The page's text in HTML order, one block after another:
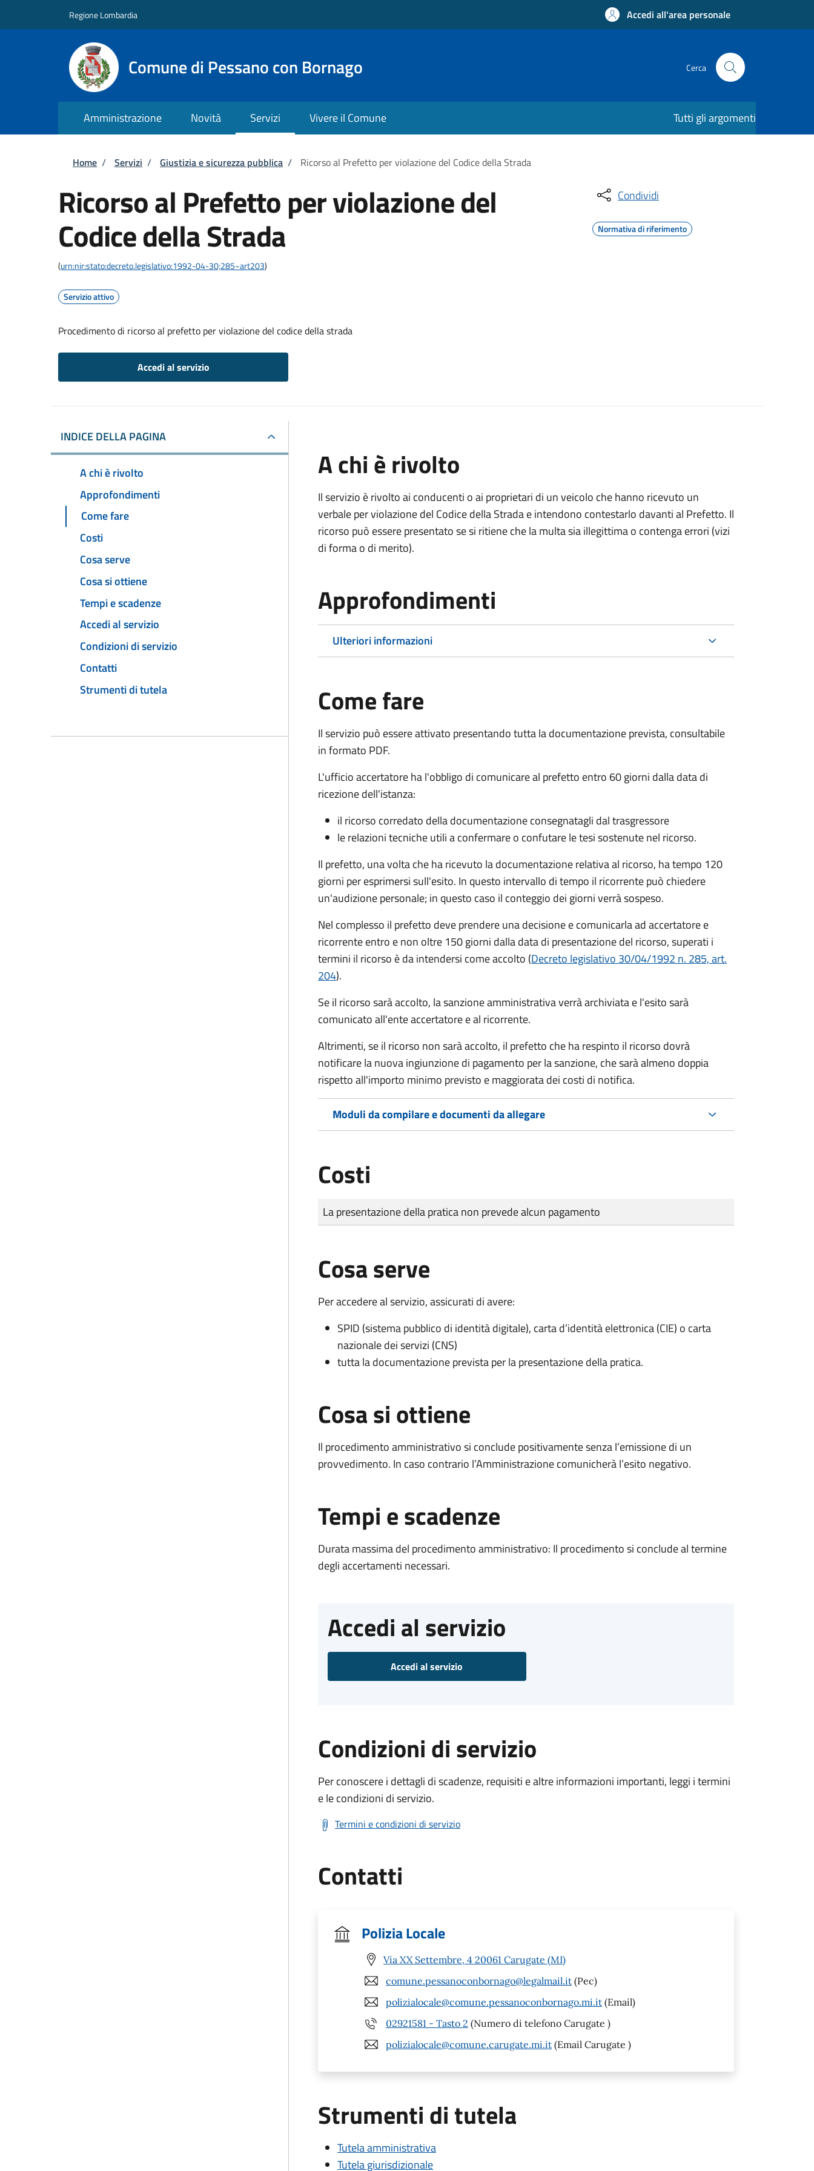
Regione Lombardia Accedi all'area personale
Comune di Pessano con Bornago Cerca
Amministrazione Novità Servizi Vivere il Comune Tutti gli argomenti
Briciole di pane
Home / Servizi / Giustizia e sicurezza pubblica / Ricorso al Prefetto per violazione del Codice della Strada
Ricorso al Prefetto per violazione del
Codice della Strada
(urn:nir:stato:decreto.legislativo:1992-04-30;285~art203)
Servizio attivo
Procedimento di ricorso al prefetto per violazione del codice della strada
Accedi al servizio
Condividi
Normativa di riferimento
INDICE DELLA PAGINA
A chi è rivolto
Approfondimenti
Come fare
Costi
Cosa serve
Cosa si ottiene
Tempi e scadenze
Accedi al servizio
Condizioni di servizio
Contatti
Strumenti di tutela
A chi è rivolto
Il servizio è rivolto ai conducenti o ai proprietari di un veicolo che hanno ricevuto un
verbale per violazione del Codice della Strada e intendono contestarlo davanti al Prefetto. Il
ricorso può essere presentato se si ritiene che la multa sia illegittima o contenga errori (vizi
di forma o di merito).
Approfondimenti
Ulteriori informazioni
Come fare
Il servizio può essere attivato presentando tutta la documentazione prevista, consultabile
in formato PDF.
L'ufficio accertatore ha l'obbligo di comunicare al prefetto entro 60 giorni dalla data di
ricezione dell'istanza:
il ricorso corredato della documentazione consegnatagli dal trasgressore
le relazioni tecniche utili a confermare o confutare le tesi sostenute nel ricorso.
Il prefetto, una volta che ha ricevuto la documentazione relativa al ricorso, ha tempo 120
giorni per esprimersi sull'esito. In questo intervallo di tempo il ricorrente può chiedere
un'audizione personale; in questo caso il conteggio dei giorni verrà sospeso.
Nel complesso il prefetto deve prendere una decisione e comunicarla ad accertatore e
ricorrente entro e non oltre 150 giorni dalla data di presentazione del ricorso, superati i
termini il ricorso è da intendersi come accolto (Decreto legislativo 30/04/1992 n. 285, art.
204).
Se il ricorso sarà accolto, la sanzione amministrativa verrà archiviata e l'esito sarà
comunicato all'ente accertatore e al ricorrente.
Altrimenti, se il ricorso non sarà accolto, il prefetto che ha respinto il ricorso dovrà
notificare la nuova ingiunzione di pagamento per la sanzione, che sarà almeno doppia
rispetto all'importo minimo previsto e maggiorata dei costi di notifica.
Moduli da compilare e documenti da allegare
Costi
Tipo di pagamento
Importo
La presentazione della pratica non prevede alcun pagamento
Cosa serve
Per accedere al servizio, assicurati di avere:
SPID (sistema pubblico di identità digitale), carta d’identità elettronica (CIE) o carta
nazionale dei servizi (CNS)
tutta la documentazione prevista per la presentazione della pratica.
Cosa si ottiene
Il procedimento amministrativo si conclude positivamente senza l’emissione di un
provvedimento. In caso contrario l’Amministrazione comunicherà l’esito negativo.
Tempi e scadenze
Durata massima del procedimento amministrativo: Il procedimento si conclude al termine
degli accertamenti necessari.
Accedi al servizio
Accedi al servizio
Condizioni di servizio
Per conoscere i dettagli di scadenze, requisiti e altre informazioni importanti, leggi i termini
e le condizioni di servizio.
Termini e condizioni di servizio
Contatti
Polizia Locale
Via XX Settembre, 4 20061 Carugate (MI)
comune.pessanoconbornago@legalmail.it (Pec)
polizialocale@comune.pessanoconbornago.mi.it (Email)
02921581 - Tasto 2 (Numero di telefono Carugate )
polizialocale@comune.carugate.mi.it (Email Carugate )
Strumenti di tutela
Tutela amministrativa
Tutela giurisdizionale